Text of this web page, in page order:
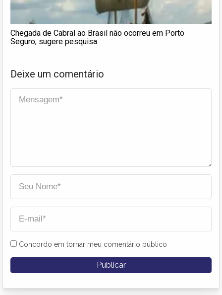
Chegada de Cabral ao Brasil não ocorreu em Porto
Seguro, sugere pesquisa
Deixe um comentário
Concordo em tornar meu comentário público